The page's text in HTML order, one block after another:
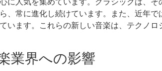
、常に進化し続けています。また、近年
ます。これらの新しい音楽は、テクノ
業界への影響